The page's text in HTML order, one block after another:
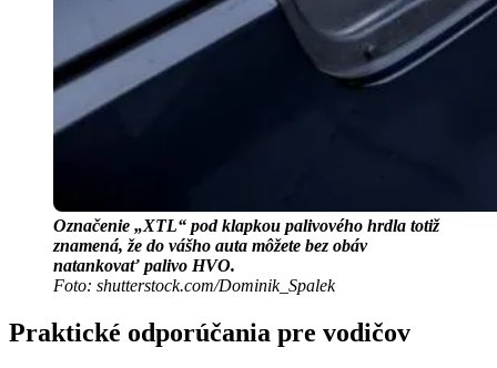
Označenie „XTL“ pod klapkou palivového hrdla totiž
znamená, že do vášho auta môžete bez obáv
natankovať palivo HVO.
Foto: shutterstock.com/Dominik_Spalek
Praktické odporúčania pre vodičov